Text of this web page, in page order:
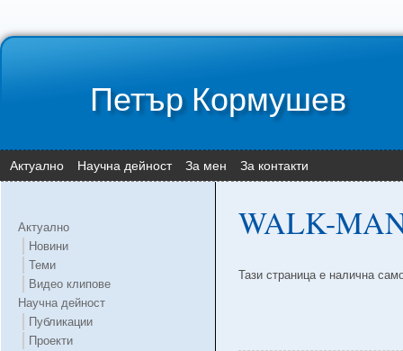
Петър Кормушев
Актуално Научна дейност За мен За контакти
Актуално
Новини
Теми
Видео клипове
Научна дейност
Публикации
Проекти
WALK-
Тази страница е налична